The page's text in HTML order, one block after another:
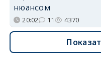
нюансом
20:02 11 4370